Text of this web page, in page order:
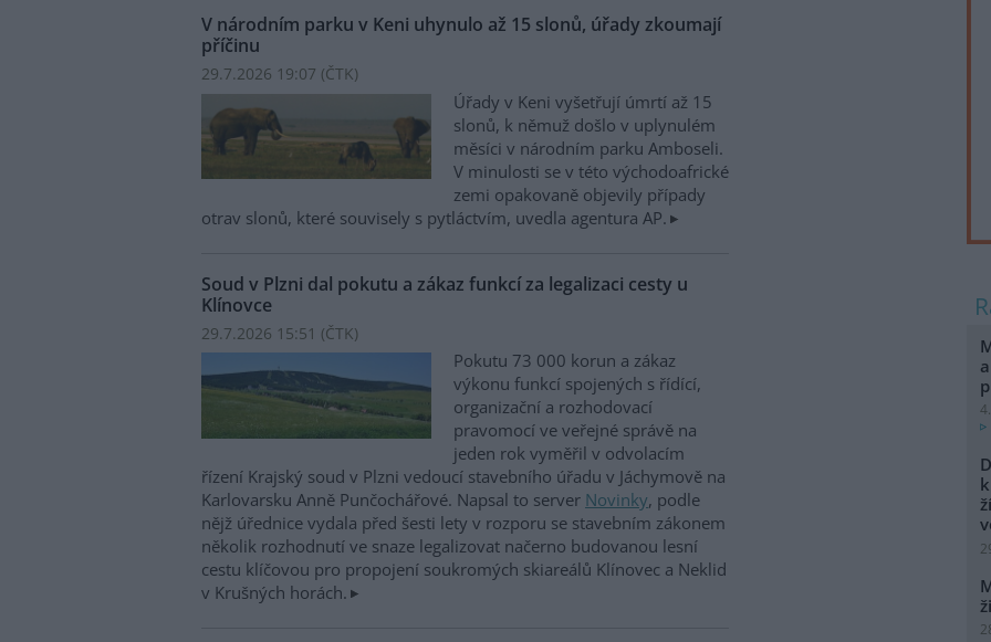
V národním parku v Keni uhynulo až 15 slonů, úřady zkoumají
příčinu
29.7.2026 19:07 (ČTK)
Úřady v Keni vyšetřují úmrtí až 15
slonů, k němuž došlo v uplynulém
měsíci v národním parku Amboseli.
V minulosti se v této východoafrické
zemi opakovaně objevily případy
otrav slonů, které souvisely s pytláctvím, uvedla agentura AP.
Soud v Plzni dal pokutu a zákaz funkcí za legalizaci cesty u
Klínovce
29.7.2026 15:51 (ČTK)
Pokutu 73 000 korun a zákaz
výkonu funkcí spojených s řídící,
organizační a rozhodovací
pravomocí ve veřejné správě na
jeden rok vyměřil v odvolacím
řízení Krajský soud v Plzni vedoucí stavebního úřadu v Jáchymově na
Karlovarsku Anně Punčochářové. Napsal to server Novinky, podle
nějž úřednice vydala před šesti lety v rozporu se stavebním zákonem
několik rozhodnutí ve snaze legalizovat načerno budovanou lesní
cestu klíčovou pro propojení soukromých skiareálů Klínovec a Neklid
v Krušných horách.